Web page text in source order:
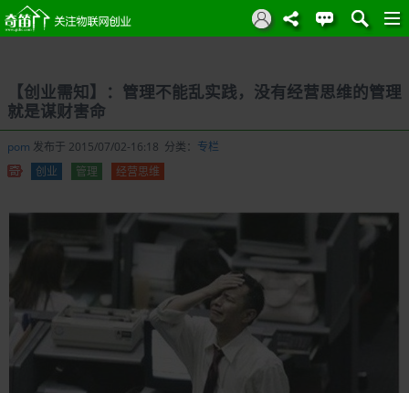
【创业需知】：管理不能乱实践，没有经营思维的管理
就是谋财害命
pom 发布于 2015/07/02-16:18 分类： 专栏
创业
管理 经营思维